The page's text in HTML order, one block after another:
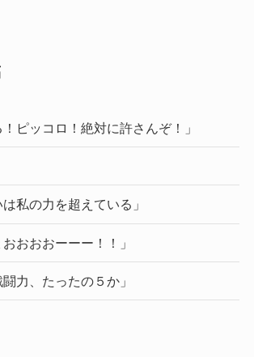
！ピッコロ！絶対に許さんぞ！」
私の力を超えている」
おおおーーー！！」
力、たったの５か」